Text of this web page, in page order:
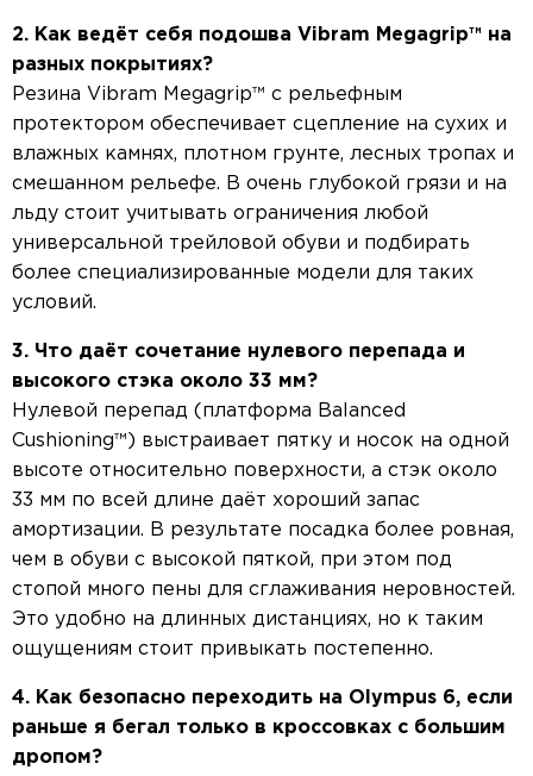
2. Как ведёт себя подошва Vibram Megagrip™ на
разных покрытиях?
Резина Vibram Megagrip™ с рельефным
протектором обеспечивает сцепление на сухих и
влажных камнях, плотном грунте, лесных тропах и
смешанном рельефе. В очень глубокой грязи и на
льду стоит учитывать ограничения любой
универсальной трейловой обуви и подбирать
более специализированные модели для таких
условий.
3. Что даёт сочетание нулевого перепада и
высокого стэка около 33 мм?
Нулевой перепад (платформа Balanced
Cushioning™) выстраивает пятку и носок на одной
высоте относительно поверхности, а стэк около
33 мм по всей длине даёт хороший запас
амортизации. В результате посадка более ровная,
чем в обуви с высокой пяткой, при этом под
стопой много пены для сглаживания неровностей.
Это удобно на длинных дистанциях, но к таким
ощущениям стоит привыкать постепенно.
4. Как безопасно переходить на Olympus 6, если
раньше я бегал только в кроссовках с большим
дропом?